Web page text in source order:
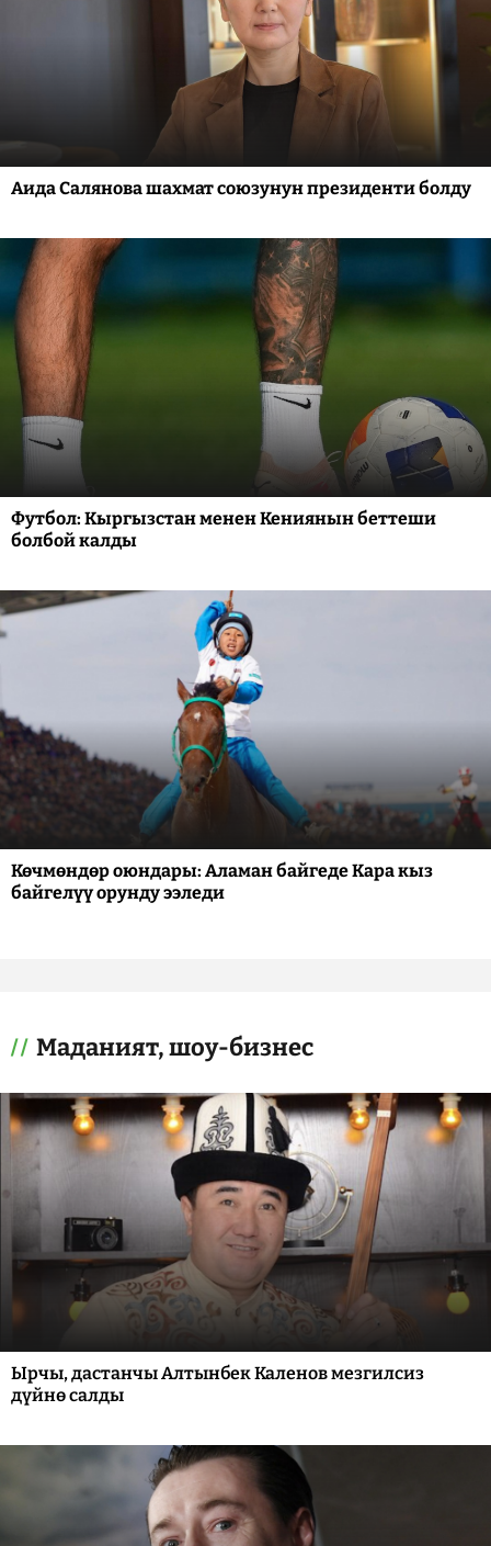
Аида Салянова шахмат союзунун президенти болду
Футбол: Кыргызстан менен Кениянын беттеши
болбой калды
Көчмөндөр оюндары: Аламан байгеде Кара кыз
байгелүү орунду ээледи
Маданият, шоу-бизнес
Ырчы, дастанчы Алтынбек Каленов мезгилсиз
дүйнө салды